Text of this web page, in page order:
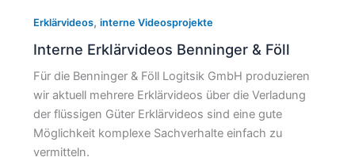
Erklärvideos, interne Videosprojekte
Interne Erklärvideos Benninger & Föll
Für die Benninger & Föll Logitsik GmbH produzieren
wir aktuell mehrere Erklärvideos über die Verladung
der flüssigen Güter Erklärvideos sind eine gute
Möglichkeit komplexe Sachverhalte einfach zu
vermitteln.